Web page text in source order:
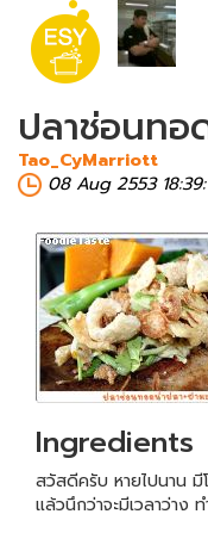
ปลาช่อนทอ
Tao_CyMarriott
08 Aug 2553
Ingredients
สวัสดีครับ หายไปนาน
แล้วนึกว่าจะมีเวลาว่าง